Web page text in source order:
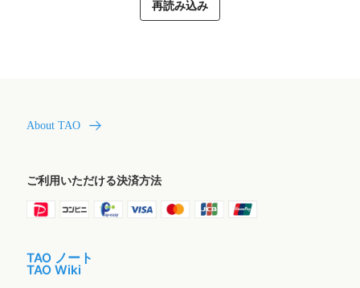
再読み込み
About TAO
ご利用いただける決済方法
TAO ノート
TAO Wiki